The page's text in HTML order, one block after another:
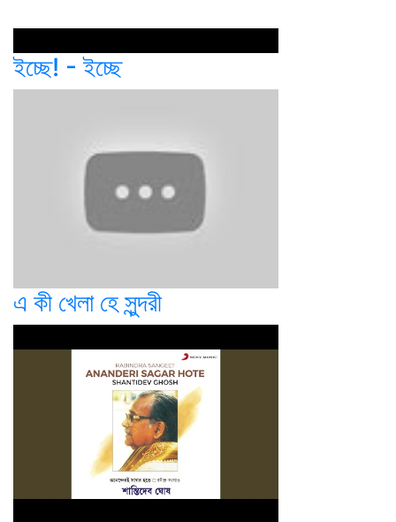
ইচ্ছে! - ইচ্ছে
এ কী খেলা হে সুন্দরী